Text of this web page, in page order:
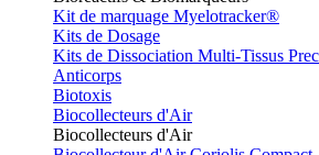
Kit de marquage Myelotracker®
Kits de Dosage
Kits de Dissociation Multi-Tissus
Anticorps
Biotoxis
Biocollecteurs d'Air
Biocollecteurs d'Air